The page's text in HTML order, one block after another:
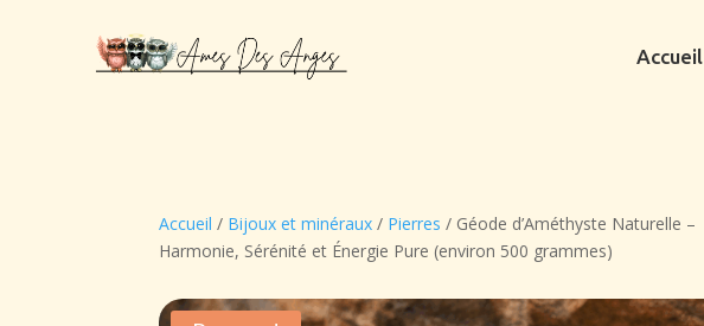
Accueil
Accueil / Bijoux et minéraux / Pierres / Géode d’Améthyste Naturelle –
Harmonie, Sérénité et Énergie Pure (environ 500 grammes)